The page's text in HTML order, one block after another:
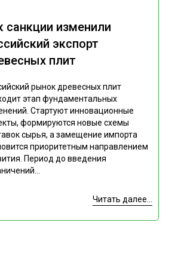
санкции изменили
экспорт
плит
рынок древесных плит
этап фундаментальных
Стартуют инновационные
формируются новые схемы
сырья, а замещение импорта
приоритетным направлением
Период до введения
Читать далее...